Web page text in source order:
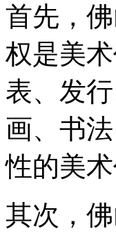
首先，
权是美
表、发
画、书
性的美
其次，